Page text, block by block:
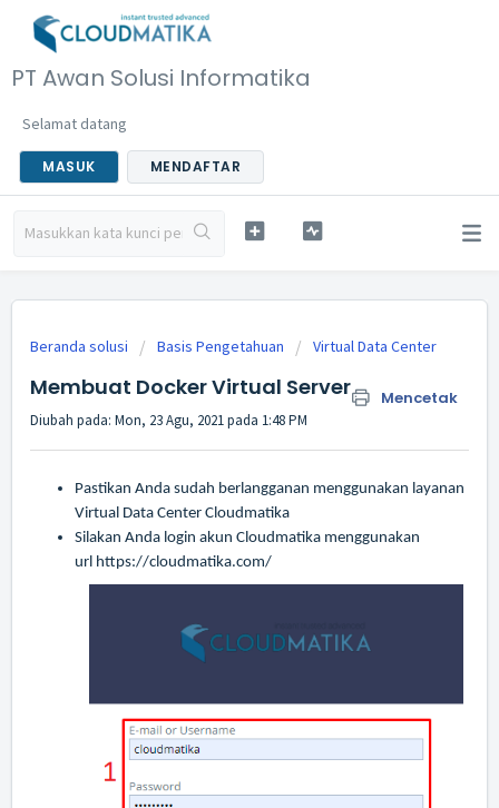
PT Awan Solusi Informatika
Selamat datang
MASUK MENDAFTAR
Beranda solusi Basis Pengetahuan Virtual Data Center
Membuat Docker Virtual Server Mencetak
Diubah pada: Mon, 23 Agu, 2021 pada 1:48 PM
Pastikan Anda sudah berlangganan menggunakan layanan
Virtual Data Center Cloudmatika
Silakan Anda login akun Cloudmatika menggunakan
url https://cloudmatika.com/